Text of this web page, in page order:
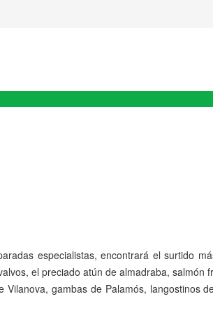
especialistas, encontrará el surtido
el preciado atún de almadraba, salmón
Vilanova, gambas de Palamós, langostinos